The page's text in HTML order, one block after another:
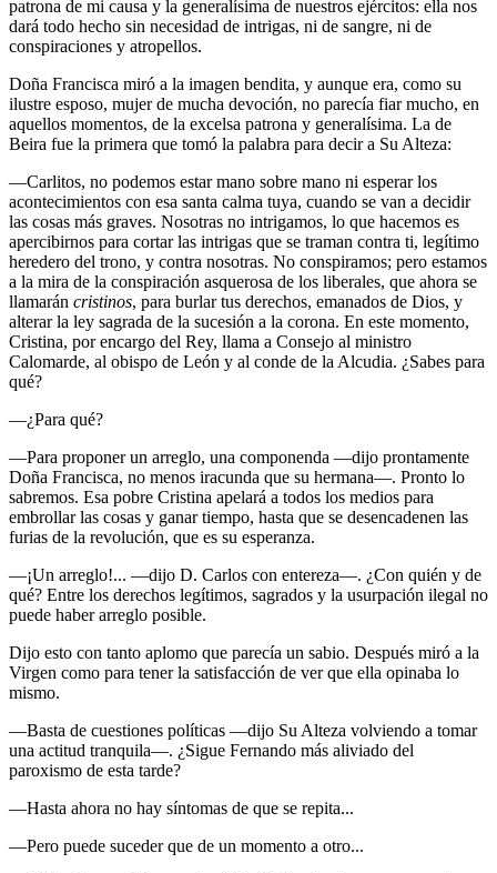
patrona de mi causa y la generalísima de nuestros ejércitos: ella nos
dará todo hecho sin necesidad de intrigas, ni de sangre, ni de
conspiraciones y atropellos.
Doña Francisca miró a la imagen bendita, y aunque era, como su
ilustre esposo, mujer de mucha devoción, no parecía fiar mucho, en
aquellos momentos, de la excelsa patrona y generalísima. La de
Beira fue la primera que tomó la palabra para decir a Su Alteza:
—Carlitos, no podemos estar mano sobre mano ni esperar los
acontecimientos con esa santa calma tuya, cuando se van a decidir
las cosas más graves. Nosotras no intrigamos, lo que hacemos es
apercibirnos para cortar las intrigas que se traman contra ti, legítimo
heredero del trono, y contra nosotras. No conspiramos; pero estamos
a la mira de la conspiración asquerosa de los liberales, que ahora se
llamarán cristinos, para burlar tus derechos, emanados de Dios, y
alterar la ley sagrada de la sucesión a la corona. En este momento,
Cristina, por encargo del Rey, llama a Consejo al ministro
Calomarde, al obispo de León y al conde de la Alcudia. ¿Sabes para
qué?
—¿Para qué?
—Para proponer un arreglo, una componenda —dijo prontamente
Doña Francisca, no menos iracunda que su hermana—. Pronto lo
sabremos. Esa pobre Cristina apelará a todos los medios para
embrollar las cosas y ganar tiempo, hasta que se desencadenen las
furias de la revolución, que es su esperanza.
—¡Un arreglo!... —dijo D. Carlos con entereza—. ¿Con quién y de
qué? Entre los derechos legítimos, sagrados y la usurpación ilegal no
puede haber arreglo posible.
Dijo esto con tanto aplomo que parecía un sabio. Después miró a la
Virgen como para tener la satisfacción de ver que ella opinaba lo
mismo.
—Basta de cuestiones políticas —dijo Su Alteza volviendo a tomar
una actitud tranquila—. ¿Sigue Fernando más aliviado del
paroxismo de esta tarde?
—Hasta ahora no hay síntomas de que se repita...
—Pero puede suceder que de un momento a otro...